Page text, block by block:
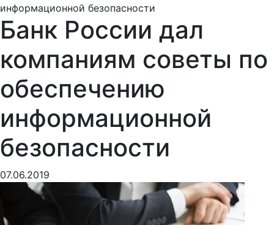
информационной безопасности
Банк России дал
компаниям советы по
обеспечению
информационной
безопасности
07.06.2019